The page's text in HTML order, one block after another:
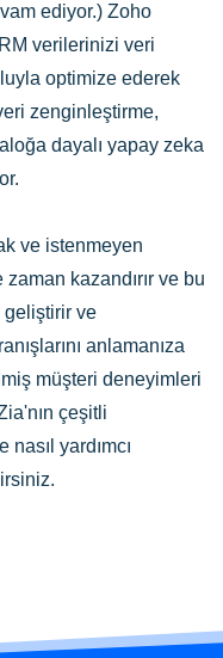
ediyor.) Zoho
verilerinizi veri
optimize ederek
zenginleştirme,
dayalı yapay zeka
ve istenmeyen
kazandırır ve bu
ve
anlamanıza
müşteri deneyimleri
çeşitli
yardımcı